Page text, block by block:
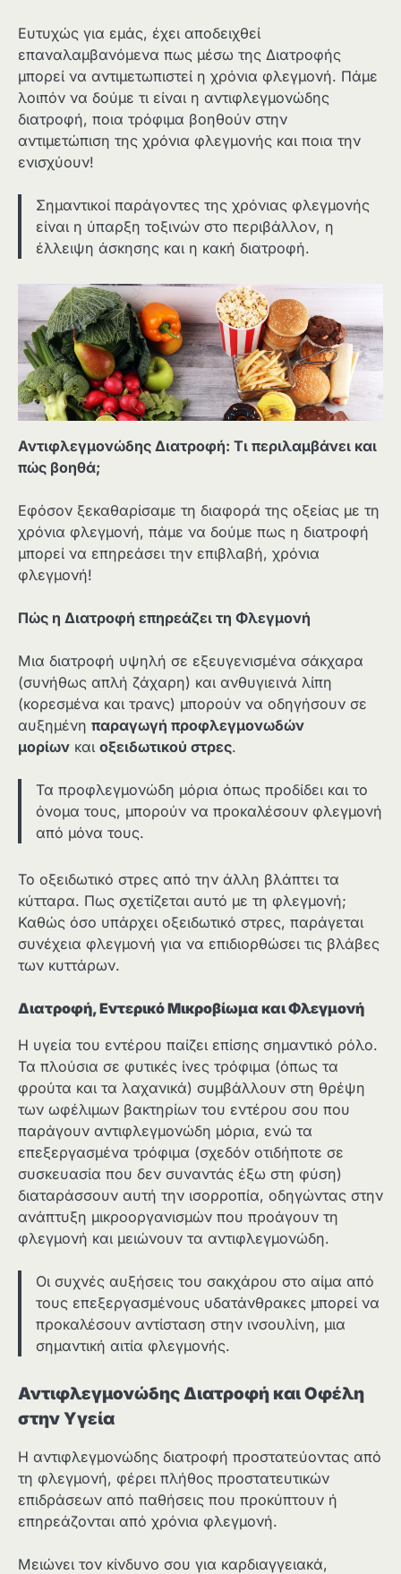
Ευτυχώς για εμάς, έχει αποδειχθεί
επαναλαμβανόμενα πως μέσω της Διατροφής
μπορεί να αντιμετωπιστεί η χρόνια φλεγμονή. Πάμε
λοιπόν να δούμε τι είναι η αντιφλεγμονώδης
διατροφή, ποια τρόφιμα βοηθούν στην
αντιμετώπιση της χρόνια φλεγμονής και ποια την
ενισχύουν!
Σημαντικοί παράγοντες της χρόνιας φλεγμονής
είναι η ύπαρξη τοξινών στο περιβάλλον, η
έλλειψη άσκησης και η κακή διατροφή.
Αντιφλεγμονώδης Διατροφή: Τι περιλαμβάνει και
πώς βοηθά;
Εφόσον ξεκαθαρίσαμε τη διαφορά της οξείας με τη
χρόνια φλεγμονή, πάμε να δούμε πως η διατροφή
μπορεί να επηρεάσει την επιβλαβή, χρόνια
φλεγμονή!
Πώς η Διατροφή επηρεάζει τη Φλεγμονή
Μια διατροφή υψηλή σε εξευγενισμένα σάκχαρα
(συνήθως απλή ζάχαρη) και ανθυγιεινά λίπη
(κορεσμένα και τρανς) μπορούν να οδηγήσουν σε
αυξημένη παραγωγή προφλεγμονωδών
μορίων και οξειδωτικού στρες.
Τα προφλεγμονώδη μόρια όπως προδίδει και το
όνομα τους, μπορούν να προκαλέσουν φλεγμονή
από μόνα τους.
Το οξειδωτικό στρες από την άλλη βλάπτει τα
κύτταρα. Πως σχετίζεται αυτό με τη φλεγμονή;
Καθώς όσο υπάρχει οξειδωτικό στρες, παράγεται
συνέχεια φλεγμονή για να επιδιορθώσει τις βλάβες
των κυττάρων.
Διατροφή, Εντερικό Μικροβίωμα και Φλεγμονή
Η υγεία του εντέρου παίζει επίσης σημαντικό ρόλο.
Τα πλούσια σε φυτικές ίνες τρόφιμα (όπως τα
φρούτα και τα λαχανικά) συμβάλλουν στη θρέψη
των ωφέλιμων βακτηρίων του εντέρου σου που
παράγουν αντιφλεγμονώδη μόρια, ενώ τα
επεξεργασμένα τρόφιμα (σχεδόν οτιδήποτε σε
συσκευασία που δεν συναντάς έξω στη φύση)
διαταράσσουν αυτή την ισορροπία, οδηγώντας στην
ανάπτυξη μικροοργανισμών που προάγουν τη
φλεγμονή και μειώνουν τα αντιφλεγμονώδη.
Οι συχνές αυξήσεις του σακχάρου στο αίμα από
τους επεξεργασμένους υδατάνθρακες μπορεί να
προκαλέσουν αντίσταση στην ινσουλίνη, μια
σημαντική αιτία φλεγμονής.
Αντιφλεγμονώδης Διατροφή και Οφέλη
στην Υγεία
Η αντιφλεγμονώδης διατροφή προστατεύοντας από
τη φλεγμονή, φέρει πλήθος προστατευτικών
επιδράσεων από παθήσεις που προκύπτουν ή
επηρεάζονται από χρόνια φλεγμονή.
Μειώνει τον κίνδυνο σου για καρδιαγγειακά,